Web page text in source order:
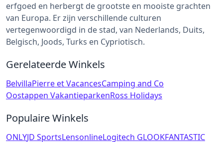
erfgoed en herbergt de grootste en mooiste grachten
van Europa. Er zijn verschillende culturen
vertegenwoordigd in de stad, van Nederlands, Duits,
Belgisch, Joods, Turks en Cypriotisch.
Gerelateerde Winkels
BelvillaPierre et VacancesCamping and Co
Oostappen VakantieparkenRoss Holidays
Populaire Winkels
ONLYJD SportsLensonlineLogitech GLOOKFANTASTIC